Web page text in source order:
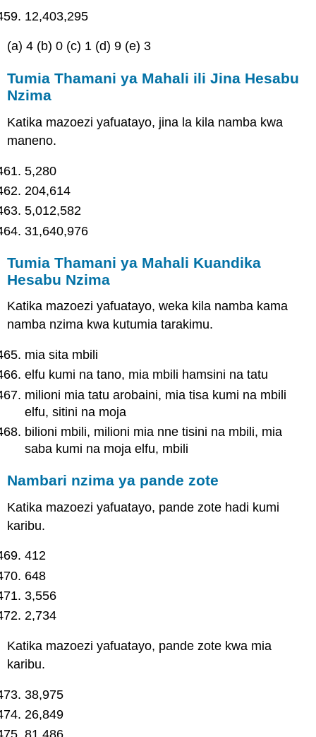
12,403,295
(a) 4 (b) 0 (c) 1 (d) 9 (e) 3
Tumia Thamani ya Mahali ili Jina Hesabu
Nzima
Katika mazoezi yafuatayo, jina la kila namba kwa
maneno.
5,280
204,614
5,012,582
31,640,976
Tumia Thamani ya Mahali Kuandika
Hesabu Nzima
Katika mazoezi yafuatayo, weka kila namba kama
namba nzima kwa kutumia tarakimu.
mia sita mbili
elfu kumi na tano, mia mbili hamsini na tatu
milioni mia tatu arobaini, mia tisa kumi na mbili
elfu, sitini na moja
bilioni mbili, milioni mia nne tisini na mbili, mia
saba kumi na moja elfu, mbili
Nambari nzima ya pande zote
Katika mazoezi yafuatayo, pande zote hadi kumi
karibu.
412
648
3,556
2,734
Katika mazoezi yafuatayo, pande zote kwa mia
karibu.
38,975
26,849